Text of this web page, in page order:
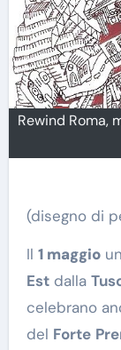
Rewind Roma,
(disegno di
Il 1 maggio
Estdalla
celebrano
del Forte